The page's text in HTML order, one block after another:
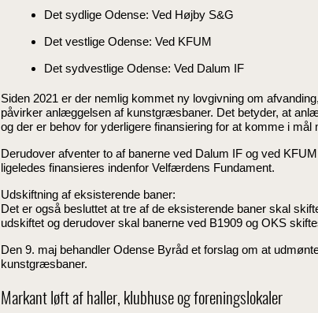
Det sydlige Odense: Ved Højby S&G
Det vestlige Odense: Ved KFUM
Det sydvestlige Odense: Ved Dalum IF
Siden 2021 er der nemlig kommet ny lovgivning om
påvirker anlæggelsen af kunstgræsbaner. Det betyder, at
og der er behov for yderligere finansiering for at komme i mål
Derudover afventer to af banerne ved Dalum IF og ved
ligeledes finansieres indenfor Velfærdens Fundament.
Udskiftning af eksisterende baner:
Det er også besluttet at tre af de eksisterende baner skal
udskiftet og derudover skal banerne ved B1909 og OKS
Den 9. maj behandler Odense Byråd et forslag om at
kunstgræsbaner.
Markant løft af haller, klubhuse og foreningslokaler